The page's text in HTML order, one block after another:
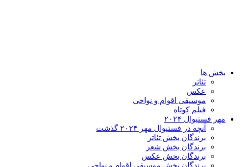
بخش ها
تئاتر
عکس
موسیقی اقوام و نواحی
فیلم کوتاه
مهر فستیوال ۲۰۲۴
آنچه در فستیوال مهر ۲۰۲۴ گذشت
برندگان بخش تئاتر
برندگان بخش شعر
برندگان بخش عکس
برندگان بخش موسیقی اقوام و نواحی